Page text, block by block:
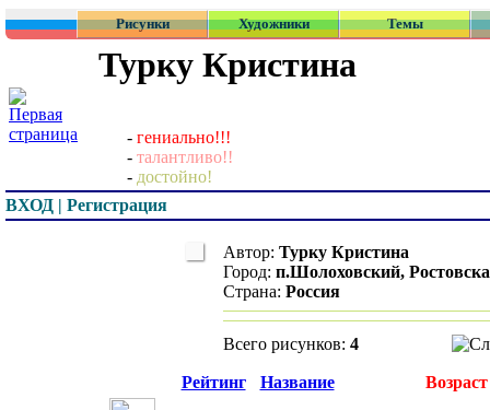
Рисунки Художники Темы
Турку Кристина
- гениально!!!
- талантливо!!
- достойно!
ВХОД | Регистрация
Автор: Турку Кристина
Город: п.Шолоховский,
Страна: Россия
Всего рисунков: 4
Рейтинг Название Возраст